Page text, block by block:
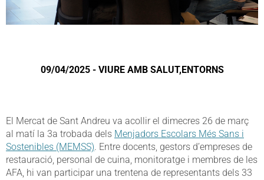
09/04/2025 - VIURE AMB SALUT,ENTORNS
El Mercat de Sant Andreu va acollir el dimecres 26 de març
al matí la 3a trobada dels Menjadors Escolars Més Sans i
Sostenibles (MEMSS). Entre docents, gestors d’empreses de
restauració, personal de cuina, monitoratge i membres de les
AFA, hi van participar una trentena de representants dels 33